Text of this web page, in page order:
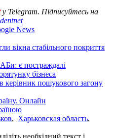
у Telegram. Підписуйтесь на
News
вікна стабільного покриття
є постраждалі
бізнеса
керівник пошукового загону
Онлайн
, Харьковская область,
необхідний текст і